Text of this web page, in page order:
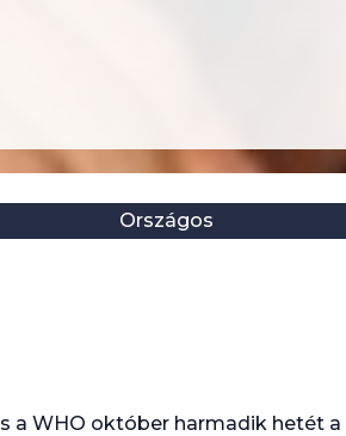
Országos
a WHO október harmadik hetét